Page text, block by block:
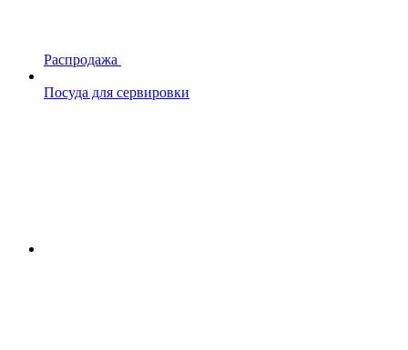
Распродажа
Посуда для сервировки